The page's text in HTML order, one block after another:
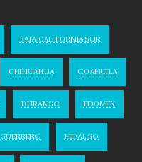
BAJA CALIFORNIA SUR
CHIHUAHUA COAHUILA
DURANGO EDOMEX
GUERRERO HIDALGO